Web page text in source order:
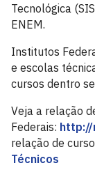
Tecnológica
ENEM.
Institutos
e escolas
cursos dentro
Veja a relação
Federais: http://
relação de
Técnicos